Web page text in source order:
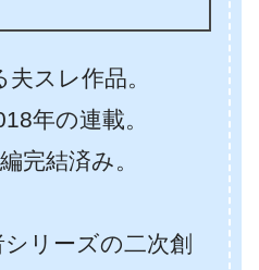
スレ作品。
年の連載。
完結済み。
リーズの二次創